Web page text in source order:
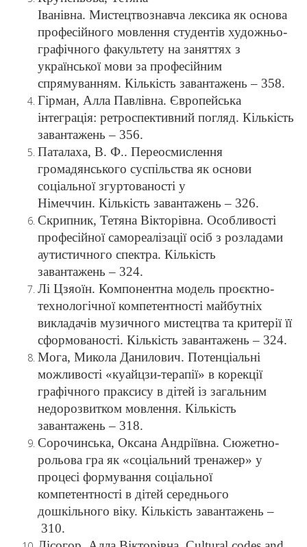
Іванівна. Мистецтвознавча лексика як основа
професійного мовлення студентів художньо-
графічного факультету на заняттях з
української мови за професійним
спрямуванням. Кількість завантажень – 358.
Гірман, Алла Павлівна. Європейська
інтеграція: ретроспективний погляд. Кількість
завантажень – 356.
Паталаха, В. Ф.. Переосмислення
громадянського суспільства як основи
соціальної згуртованості у
Німеччин. Кількість завантажень – 326.
Скрипник, Тетяна Вікторівна. Особливості
професійної самореалізації осіб з розладами
аутистичного спектра. Кількість
завантажень – 324.
Лі Цзяоїн. Компонентна модель проєктно-
технологічної компетентності майбутніх
викладачів музичного мистецтва та критерії її
сформованості. Кількість завантажень – 324.
Мога, Микола Данилович. Потенціальні
можливості «куайцзи-терапії» в корекції
графічного праксису в дітей із загальним
недорозвитком мовлення. Кількість
завантажень – 318.
Сорочинська, Оксана Андріївна. Сюжетно-
рольова гра як «соціальний тренажер» у
процесі формування соціальної
компетентності в дітей середнього
дошкільного віку. Кількість завантажень –
310.